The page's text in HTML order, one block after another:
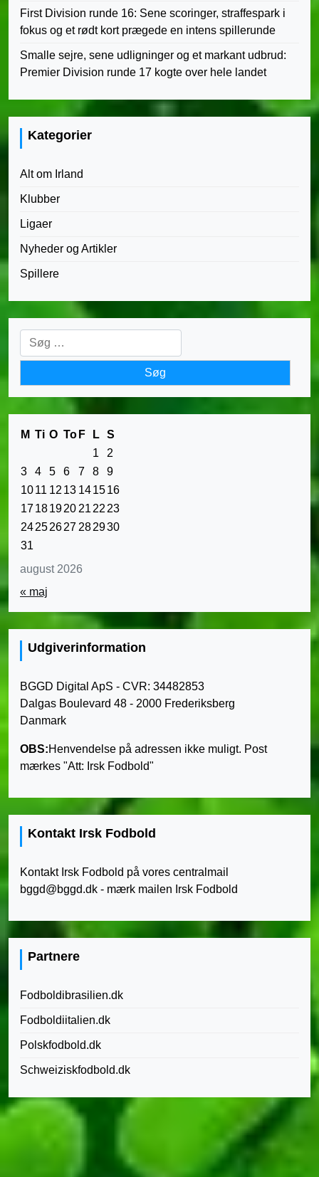
First Division runde 16: Sene scoringer, straffespark i
fokus og et rødt kort prægede en intens spillerunde
Smalle sejre, sene udligninger og et markant udbrud:
Premier Division runde 17 kogte over hele landet
Kategorier
Alt om Irland
Klubber
Ligaer
Nyheder og Artikler
Spillere
Søg
efter:
august 2026
M Ti O To F L S
1
2
3
4 5 6 7 8
9
1011 12 13 141516
17181920 21 22 23
24252627 282930
31
« maj
Udgiverinformation
BGGD Digital ApS - CVR: 34482853
Dalgas Boulevard 48 - 2000 Frederiksberg
Danmark
OBS:Henvendelse på adressen ikke muligt. Post
mærkes "Att: Irsk Fodbold"
Kontakt Irsk Fodbold
Kontakt Irsk Fodbold på vores centralmail
bggd@bggd.dk - mærk mailen Irsk Fodbold
Partnere
Fodboldibrasilien.dk
Fodboldiitalien.dk
Polskfodbold.dk
Schweiziskfodbold.dk